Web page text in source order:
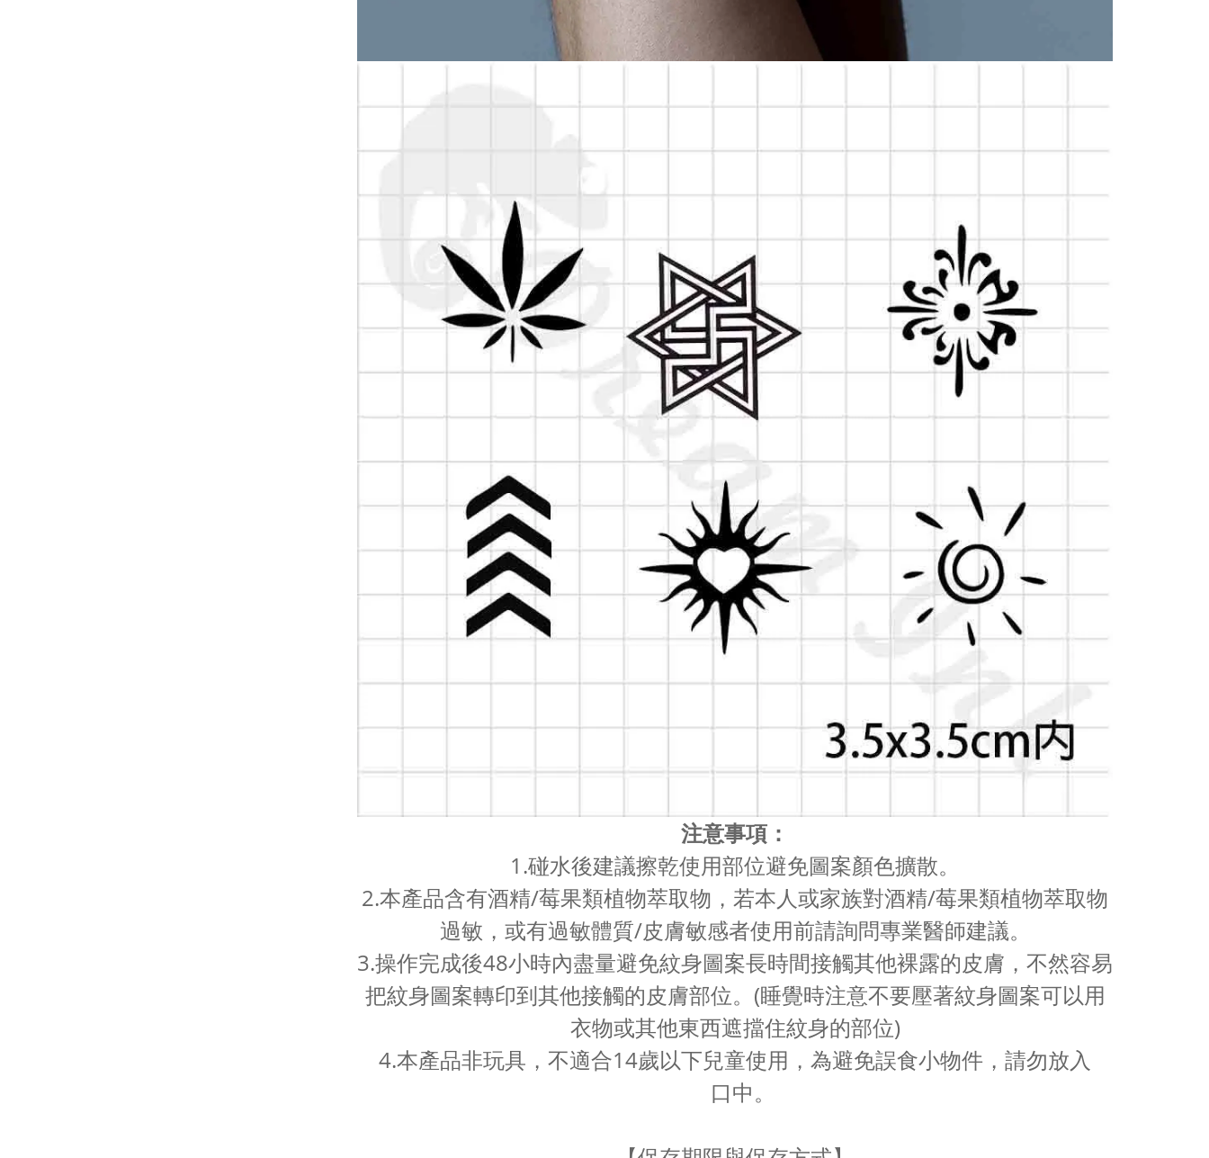
注意事項：
1.碰水後建議擦乾使用部位避免圖案顏色擴散。
2.本產品含有酒精/莓果類植物萃取物，若本人或家族對酒精/莓果類植物萃取物
過敏，或有過敏體質/皮膚敏感者使用前請詢問專業醫師建議。
3.操作完成後48小時內盡量避免紋身圖案長時間接觸其他裸露的皮膚，不然容易
把紋身圖案轉印到其他接觸的皮膚部位。(睡覺時注意不要壓著紋身圖案可以用
衣物或其他東西遮擋住紋身的部位)
4.本產品非玩具，不適合14歲以下兒童使用，為避免誤食小物件，請勿放入
口中。